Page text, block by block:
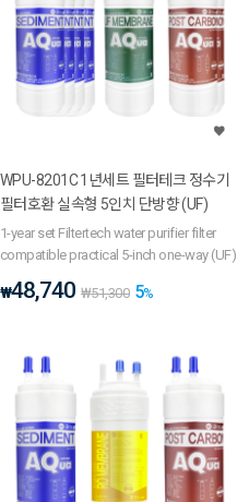
WPU-8201C 1년세트 필터테크 정수기
필터호환 실속형 5인치 단방향 (UF)
1-year set Filtertech water purifier filter
compatible practical 5-inch one-way (UF)
₩48,740 ₩51,300 5%